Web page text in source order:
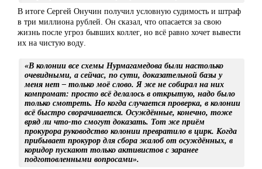
В итоге Сергей Онучин получил условную судимость и штраф
в три миллиона рублей. Он сказал, что опасается за свою
жизнь после угроз бывших коллег, но всё равно хочет вывести
их на чистую воду.
«В колонии все схемы Нурмагамедова были настолько
очевидными, а сейчас, по сути, доказательной базы у
меня нет – только моё слово. Я же не собирал на них
компромат: просто всё делалось в открытую, надо было
только смотреть. Но когда случается проверка, в колонии
всё быстро сворачивается. Осуждённые, конечно, тоже
вряд ли что-то смогут доказать. Тот же приём
прокурора руководство колонии превратило в цирк. Когда
прибывает прокурор для сбора жалоб от осуждённых, в
коридор пускают только активистов с заранее
подготовленными вопросами».